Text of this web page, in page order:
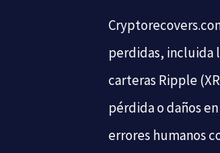
perdidas, incluida
carteras Ripple
pérdida o daños
errores humanos